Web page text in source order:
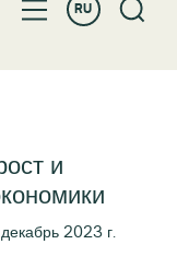
RU
и
2023 г.